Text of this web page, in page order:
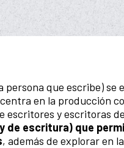
persona que escribe) se
en la producción
escritores y escritoras
escritura) que
, además de explorar en